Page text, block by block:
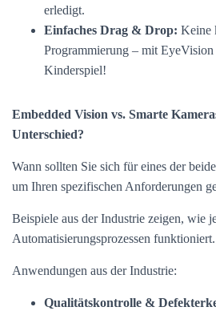
erledigt.
Einfaches Drag & Drop: Keine
Programmierung – mit
Kinderspiel!
Embedded Vision vs. Smarte
Unterschied?
Wann sollten Sie sich für eines der
um Ihren spezifischen Anforderungen
Beispiele aus der Industrie zeigen, wie
Automatisierungsprozessen funktioniert.
Anwendungen aus der Industrie:
Qualitätskontrolle &